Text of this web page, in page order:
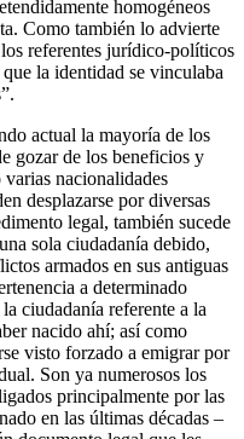
homogéneos
Como también lo advierte
referentes jurídico-políticos
la identidad se vinculaba
actual la mayoría de los
gozar de los beneficios y
nacionalidades
desplazarse por diversas
legal, también sucede
sola ciudadanía debido,
armados en sus antiguas
a determinado
ciudadanía referente a la
nacido ahí; así como
visto forzado a emigrar por
Son ya numerosos los
principalmente por las
en las últimas décadas –